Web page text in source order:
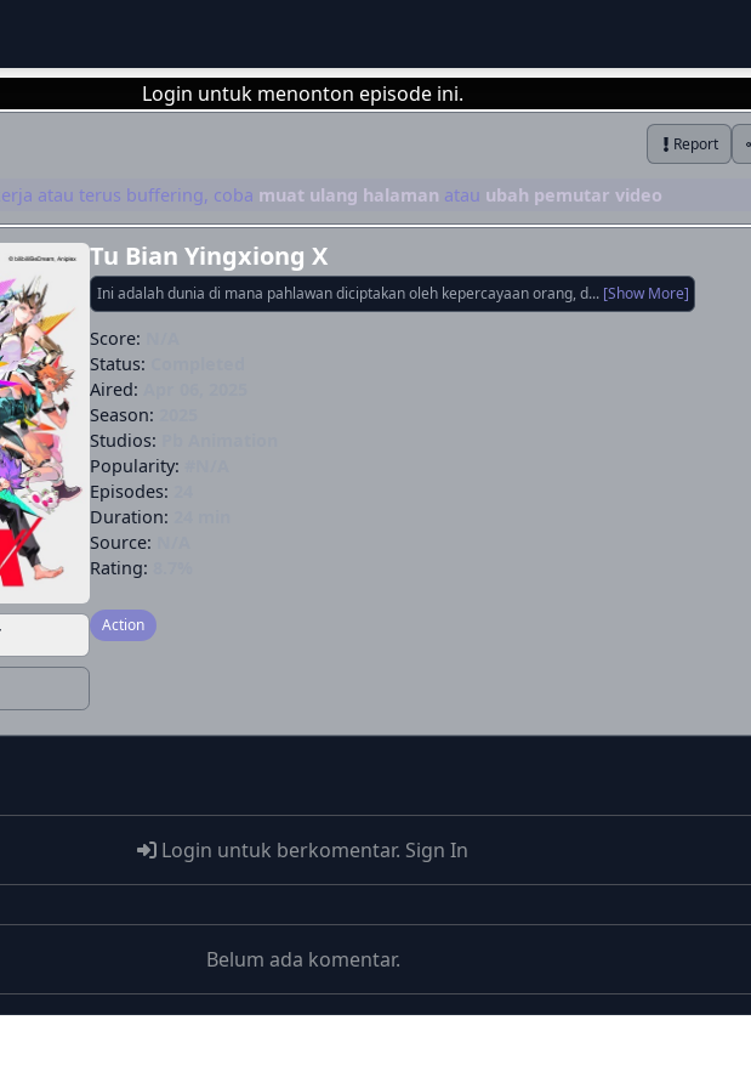
Login untuk menonton episode ini.
Report
atau terus buffering, coba muat ulang halaman atau ubah pemutar video
Tu Bian Yingxiong X
Ini adalah dunia di mana pahlawan diciptakan oleh kepercayaan orang, d... [Show More]
Score:
Status:
Aired:
Season:
Studios:
Popularity:
Episodes:
Duration:
Source:
Rating:
Action
Login untuk berkomentar. Sign In
Belum ada komentar.